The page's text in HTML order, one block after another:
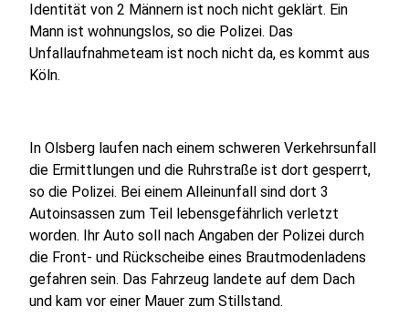
Identität von 2 Männern ist noch nicht geklärt. Ein
Mann ist wohnungslos, so die Polizei. Das
Unfallaufnahmeteam ist noch nicht da, es kommt aus
Köln.
In Olsberg laufen nach einem schweren Verkehrsunfall
die Ermittlungen und die Ruhrstraße ist dort gesperrt,
so die Polizei. Bei einem Alleinunfall sind dort 3
Autoinsassen zum Teil lebensgefährlich verletzt
worden. Ihr Auto soll nach Angaben der Polizei durch
die Front- und Rückscheibe eines Brautmodenladens
gefahren sein. Das Fahrzeug landete auf dem Dach
und kam vor einer Mauer zum Stillstand.